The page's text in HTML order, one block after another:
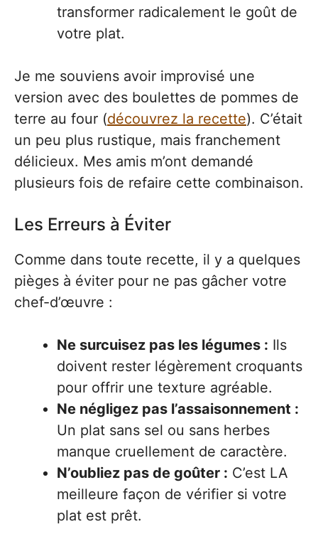
transformer radicalement le goût de
votre plat.
Je me souviens avoir improvisé une
version avec des boulettes de pommes de
terre au four (découvrez la recette). C’était
un peu plus rustique, mais franchement
délicieux. Mes amis m’ont demandé
plusieurs fois de refaire cette combinaison.
Les Erreurs à Éviter
Comme dans toute recette, il y a quelques
pièges à éviter pour ne pas gâcher votre
chef-d’œuvre :
Ne surcuisez pas les légumes : Ils
doivent rester légèrement croquants
pour offrir une texture agréable.
Ne négligez pas l’assaisonnement :
Un plat sans sel ou sans herbes
manque cruellement de caractère.
N’oubliez pas de goûter : C’est LA
meilleure façon de vérifier si votre
plat est prêt.